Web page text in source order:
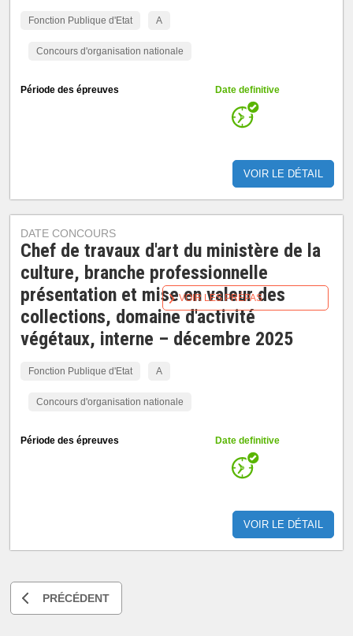
Fonction Publique d'Etat A
Concours d'organisation nationale
Période des épreuves Date definitive
VOIR LE DÉTAIL
DATE CONCOURS
Chef de travaux d'art du ministère de la
culture, branche professionnelle
présentation et mise en valeur des
collections, domaine d'activité
végétaux, interne – décembre 2025
Fonction Publique d'Etat A
Concours d'organisation nationale
Période des épreuves Date definitive
VOIR LE DÉTAIL
VOIR LES PRÉPAS
PRÉCÉDENT